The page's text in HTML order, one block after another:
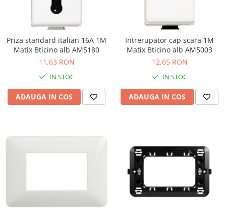
Priza standard italian 16A 1M
Matix Bticino alb AM5180
11,63 RON
IN STOC
ADAUGA IN COS
Intrerupator cap scara 1M
Matix Bticino alb AM5003
12,65 RON
IN STOC
ADAUGA IN COS